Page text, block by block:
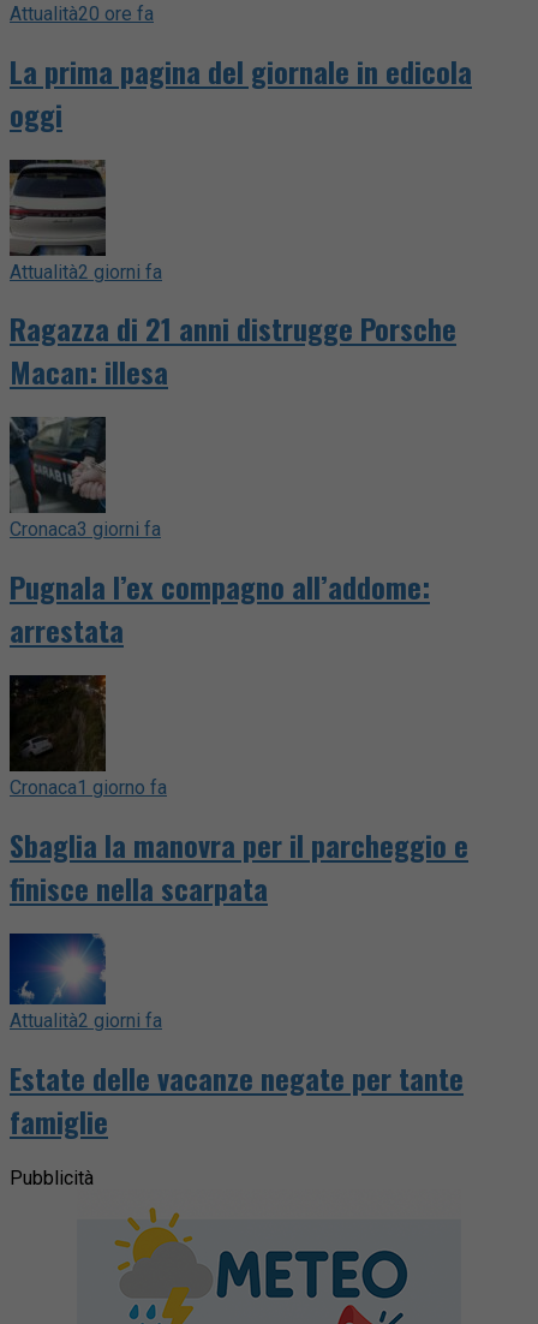
Attualità20 ore fa
La prima pagina del giornale in edicola
oggi
Attualità2 giorni fa
Ragazza di 21 anni distrugge Porsche
Macan: illesa
Cronaca3 giorni fa
Pugnala l’ex compagno all’addome:
arrestata
Cronaca1 giorno fa
Sbaglia la manovra per il parcheggio e
finisce nella scarpata
Attualità2 giorni fa
Estate delle vacanze negate per tante
famiglie
Pubblicità